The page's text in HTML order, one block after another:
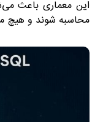
محاسبه شوند و هیچ